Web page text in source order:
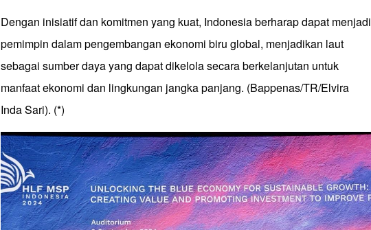
Dengan inisiatif dan komitmen yang kuat, Indonesia berharap dapat menjadi
pemimpin dalam pengembangan ekonomi biru global, menjadikan laut
sebagai sumber daya yang dapat dikelola secara berkelanjutan untuk
manfaat ekonomi dan lingkungan jangka panjang. (Bappenas/TR/Elvira
Inda Sari). (*)